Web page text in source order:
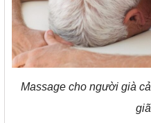
Massage cho người già